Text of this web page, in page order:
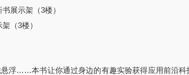
展示架（3楼）
（3楼）
浮……本书让你通过身边的有趣实验获得应用前沿科